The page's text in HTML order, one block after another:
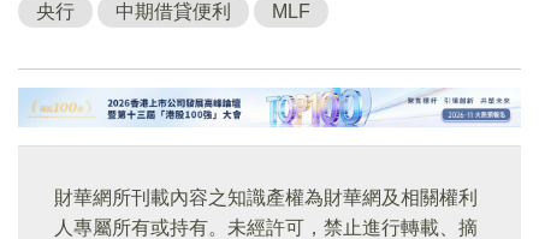
央行 中期借貸便利 MLF
財華網所刊載內容之知識產權為財華網及相關權利
人專屬所有或持有。未經許可，禁止進行轉載、摘